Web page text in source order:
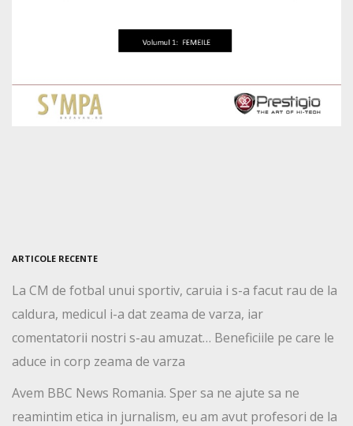
ARTICOLE RECENTE
La CM de fotbal unui sportiv, caruia i s-a facut rau de la
caldura, medicul i-a dat zeama de varza, iar
comentatorii nostri s-au amuzat… Beneficiile pe care le
aduce in corp zeama de varza
Avem BBC News Romania. Sper sa ne ajute sa ne
reamintim etica in jurnalism, eu am avut profesori de la